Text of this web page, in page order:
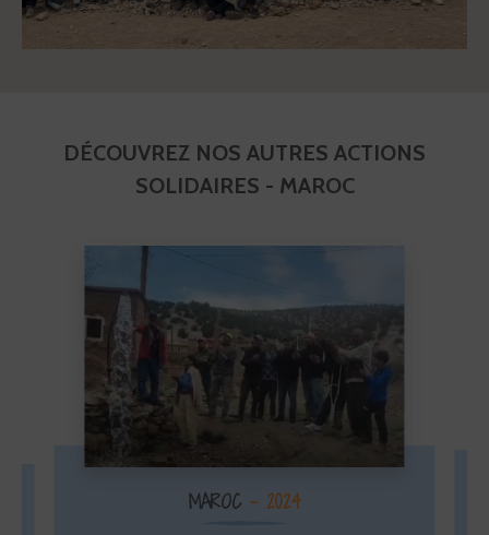
DÉCOUVREZ NOS AUTRES ACTIONS
SOLIDAIRES - MAROC
MAROC - 2024